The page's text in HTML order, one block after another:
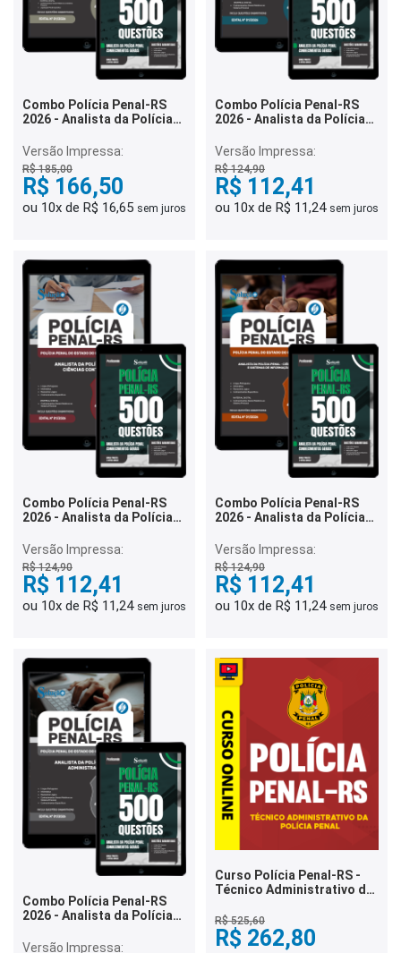
Combo Polícia Penal-RS
2026 - Analista da Polícia
Versão Impressa:
R$ 185,00
R$ 166,50
ou 10x de R$ 16,65 sem juros
Combo Polícia Penal-RS
2026 - Analista da Polícia
Versão Impressa:
R$ 124,90
R$ 112,41
ou 10x de R$ 11,24 sem juros
Combo Polícia Penal-RS
2026 - Analista da Polícia
Versão Impressa:
R$ 124,90
R$ 112,41
ou 10x de R$ 11,24 sem juros
Combo Polícia Penal-RS
2026 - Analista da Polícia
Computação e Sistemas de
Informação e Tecnologia
Versão Impressa:
R$ 124,90
R$ 112,41
ou 10x de R$ 11,24 sem juros
Combo Polícia Penal-RS
2026 - Analista da Polícia
Versão Impressa:
Curso Polícia Penal-RS -
Técnico Administrativo da
R$ 525,60
R$ 262,80